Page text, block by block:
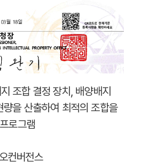
조합 결정 장치, 배양배지
을 산출하여 최적의 조합을
로그램
컨버전스